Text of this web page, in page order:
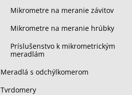
Mikrometre na meranie závitov
Mikrometre na meranie hrúbky
Príslušenstvo k mikrometrickým
meradlám
Meradlá s odchýlkomerom
Tvrdomery